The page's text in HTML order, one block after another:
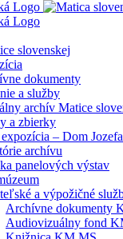
slovenskej
dokumenty
a služby
archív Matice
a zbierky
expozícia – Dom
archívu
panelových výstav
a výpožičné
Archívne dokumenty
Audiovizuálny fond